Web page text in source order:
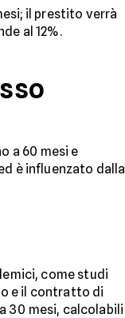
il prestito verrà
al 12%.
a 60 mesi e
è influenzato dalla
come studi
e il contratto di
30 mesi, calcolabili